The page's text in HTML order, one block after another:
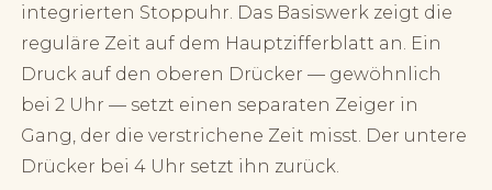
integrierten Stoppuhr. Das Basiswerk zeigt die
reguläre Zeit auf dem Hauptzifferblatt an. Ein
Druck auf den oberen Drücker — gewöhnlich
bei 2 Uhr — setzt einen separaten Zeiger in
Gang, der die verstrichene Zeit misst. Der untere
Drücker bei 4 Uhr setzt ihn zurück.